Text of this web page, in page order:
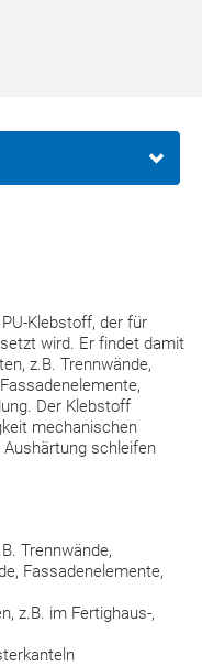
Klebstoff, der für
wird. Er findet damit
z.B. Trennwände,
Der Klebstoff
mechanischen
schleifen
Trennwände,
Fassadenelemente,
z.B. im Fertighaus-,